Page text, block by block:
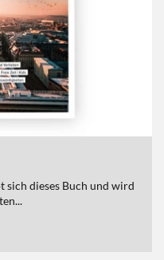
sich dieses Buch und wird